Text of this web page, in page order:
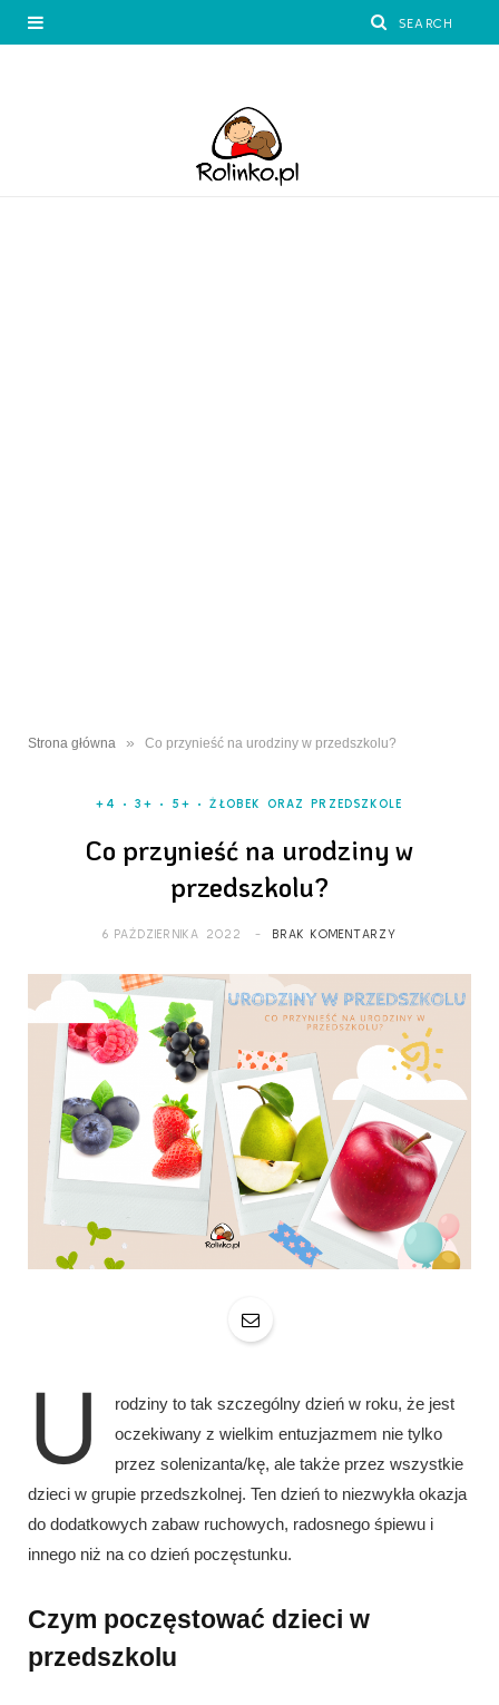
Strona główna » Co przynieść na urodziny w przedszkolu?
+4 3+ 5+ ŻŁOBEK ORAZ PRZEDSZKOLE
Co przynieść na urodziny w
przedszkolu?
6 PAŹDZIERNIKA 2022 BRAK KOMENTARZY
U
rodziny to tak szczególny dzień w roku, że jest
oczekiwany z wielkim entuzjazmem nie tylko
przez solenizanta/kę, ale także przez wszystkie
dzieci w grupie przedszkolnej. Ten dzień to niezwykła okazja
do dodatkowych zabaw ruchowych, radosnego śpiewu i
innego niż na co dzień poczęstunku.
Czym poczęstować dzieci w
przedszkolu